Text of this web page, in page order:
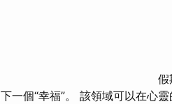
假
個“幸福”。 該領域可以在心靈